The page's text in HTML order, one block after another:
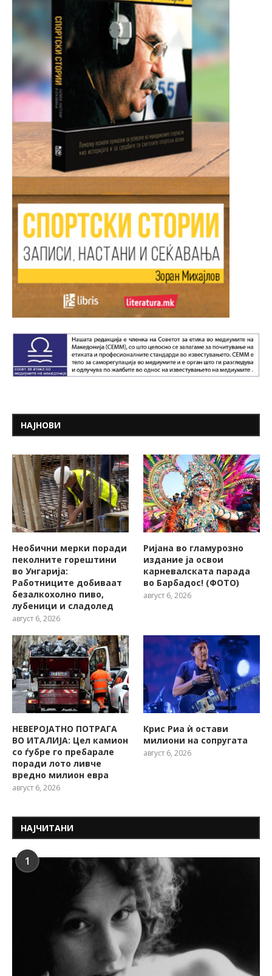
НАЈНОВИ
Необични мерки поради
пеколните горештини
во Унгарија:
Работниците добиваат
безалкохолно пиво,
лубеници и сладолед
август 6, 2026
Ријана во гламурозно
издание ја освои
карневалската парада
во Барбадос! (ФОТО)
август 6, 2026
НЕВЕРОЈАТНО ПОТРАГА
ВО ИТАЛИЈА: Цел камион
со ѓубре го пребарале
поради лото ливче
вредно милион евра
август 6, 2026
Крис Риа ѝ остави
милиони на сопругата
август 6, 2026
НАЈЧИТАНИ
1